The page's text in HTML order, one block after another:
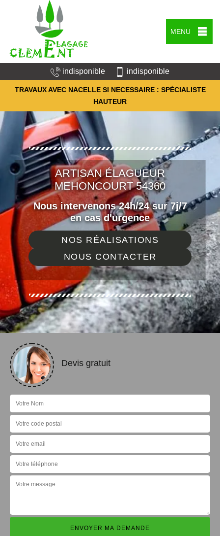
MENU
indisponible indisponible
TRAVAUX AVEC NACELLE SI NECESSAIRE : SPÉCIALISTE
HAUTEUR
ARTISAN ÉLAGUEUR
MEHONCOURT 54360
Nous intervenons 24h/24 sur 7j/7
en cas d'urgence
NOS RÉALISATIONS
NOUS CONTACTER
Devis gratuit